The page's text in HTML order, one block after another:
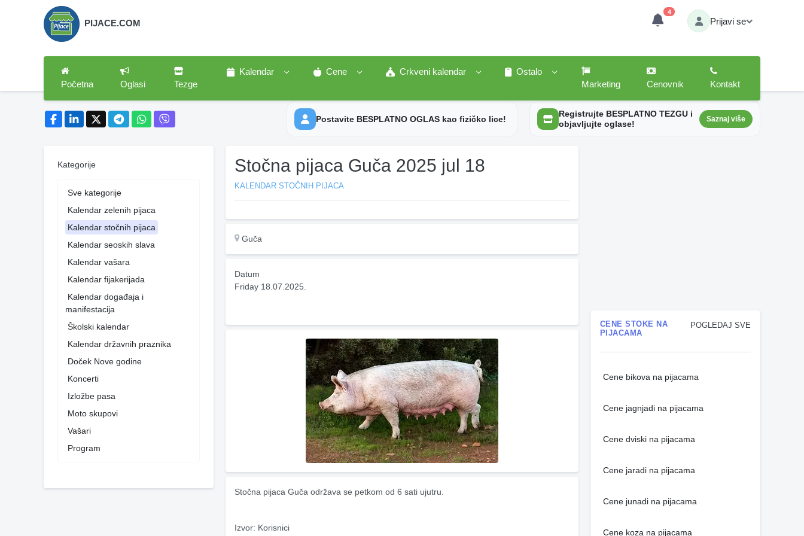
PIJACE.COM
4
Prijavi se
Početna Oglasi Tezge
Kalendar Cene Crkveni kalendar
Ostalo
Marketing
Cenovnik Kontakt
Postavite BESPLATNO OGLAS kao fizičko lice!
Registrujte BESPLATNO TEZGU i
objavljujte oglase!
Saznaj više
Kategorije
Sve kategorije
Kalendar zelenih pijaca
Kalendar stočnih pijaca
Kalendar seoskih slava
Kalendar vašara
Kalendar fijakerijada
Kalendar događaja i
manifestacija
Školski kalendar
Kalendar državnih praznika
Doček Nove godine
Koncerti
Izložbe pasa
Moto skupovi
Vašari
Program
Stočna pijaca Guča 2025 jul 18
KALENDAR STOČNIH PIJACA
Guča
Datum
Friday 18.07.2025.
Stočna pijaca Guča održava se petkom od 6 sati ujutru.
Izvor: Korisnici
POGLEDAJ SVE
CENE STOKE NA
PIJACAMA
Cene bikova na pijacama
Cene jagnjadi na pijacama
Cene dviski na pijacama
Cene jaradi na pijacama
Cene junadi na pijacama
Cene koza na pijacama